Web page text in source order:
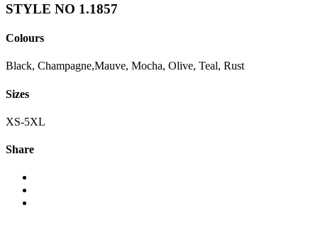
STYLE NO 1.1857
Colours
Black, Champagne,Mauve, Mocha, Olive, Teal, Rust
Sizes
XS-5XL
Share